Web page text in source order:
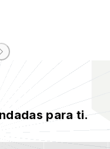
para ti.